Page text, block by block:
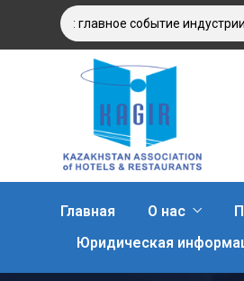
2025: главное событие индустрии
Главная О нас
Юридическая